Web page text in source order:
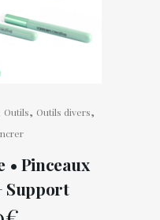
Outils, Outils divers,
• Pinceaux
Support